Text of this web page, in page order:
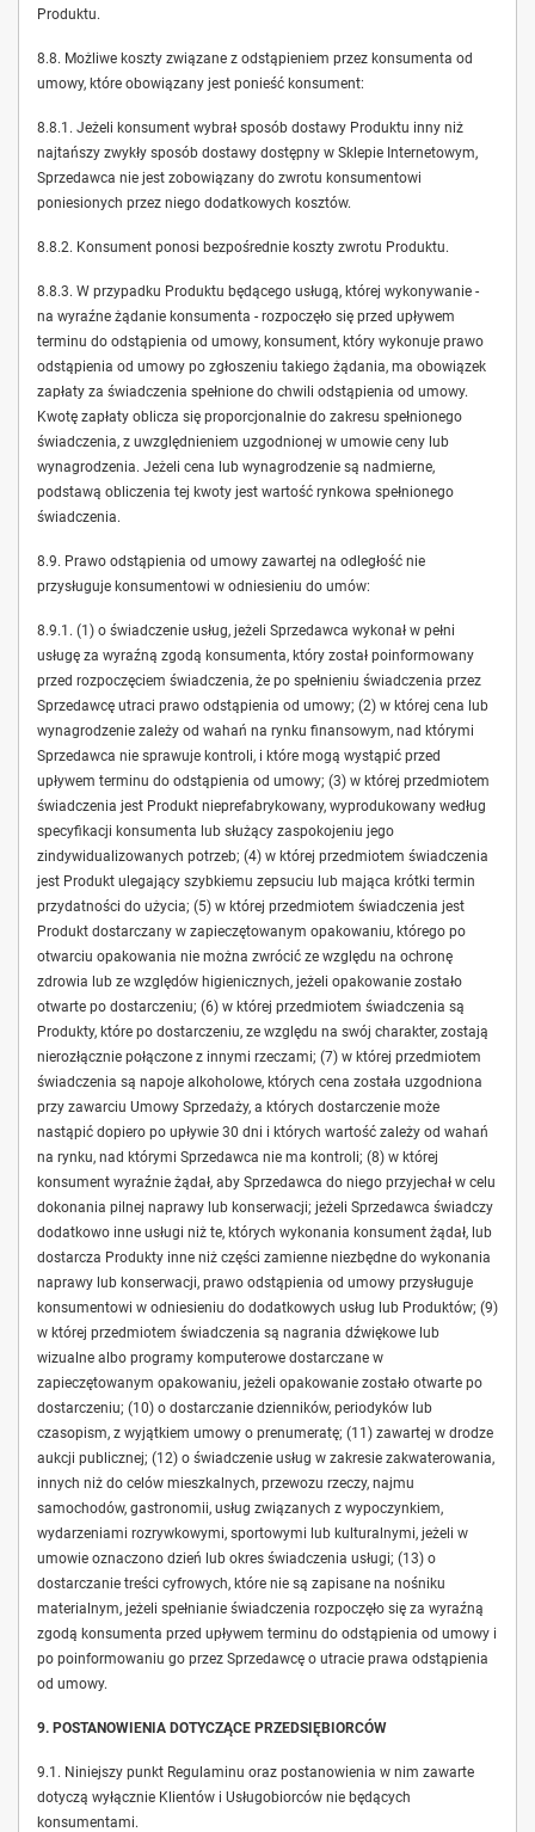
Produktu.
8.8. Możliwe koszty związane z odstąpieniem przez konsumenta od
umowy, które obowiązany jest ponieść konsument:
8.8.1. Jeżeli konsument wybrał sposób dostawy Produktu inny niż
najtańszy zwykły sposób dostawy dostępny w Sklepie Internetowym,
Sprzedawca nie jest zobowiązany do zwrotu konsumentowi
poniesionych przez niego dodatkowych kosztów.
8.8.2. Konsument ponosi bezpośrednie koszty zwrotu Produktu.
8.8.3. W przypadku Produktu będącego usługą, której wykonywanie -
na wyraźne żądanie konsumenta - rozpoczęło się przed upływem
terminu do odstąpienia od umowy, konsument, który wykonuje prawo
odstąpienia od umowy po zgłoszeniu takiego żądania, ma obowiązek
zapłaty za świadczenia spełnione do chwili odstąpienia od umowy.
Kwotę zapłaty oblicza się proporcjonalnie do zakresu spełnionego
świadczenia, z uwzględnieniem uzgodnionej w umowie ceny lub
wynagrodzenia. Jeżeli cena lub wynagrodzenie są nadmierne,
podstawą obliczenia tej kwoty jest wartość rynkowa spełnionego
świadczenia.
8.9. Prawo odstąpienia od umowy zawartej na odległość nie
przysługuje konsumentowi w odniesieniu do umów:
8.9.1. (1) o świadczenie usług, jeżeli Sprzedawca wykonał w pełni
usługę za wyraźną zgodą konsumenta, który został poinformowany
przed rozpoczęciem świadczenia, że po spełnieniu świadczenia przez
Sprzedawcę utraci prawo odstąpienia od umowy; (2) w której cena lub
wynagrodzenie zależy od wahań na rynku finansowym, nad którymi
Sprzedawca nie sprawuje kontroli, i które mogą wystąpić przed
upływem terminu do odstąpienia od umowy; (3) w której przedmiotem
świadczenia jest Produkt nieprefabrykowany, wyprodukowany według
specyfikacji konsumenta lub służący zaspokojeniu jego
zindywidualizowanych potrzeb; (4) w której przedmiotem świadczenia
jest Produkt ulegający szybkiemu zepsuciu lub mająca krótki termin
przydatności do użycia; (5) w której przedmiotem świadczenia jest
Produkt dostarczany w zapieczętowanym opakowaniu, którego po
otwarciu opakowania nie można zwrócić ze względu na ochronę
zdrowia lub ze względów higienicznych, jeżeli opakowanie zostało
otwarte po dostarczeniu; (6) w której przedmiotem świadczenia są
Produkty, które po dostarczeniu, ze względu na swój charakter, zostają
nierozłącznie połączone z innymi rzeczami; (7) w której przedmiotem
świadczenia są napoje alkoholowe, których cena została uzgodniona
przy zawarciu Umowy Sprzedaży, a których dostarczenie może
nastąpić dopiero po upływie 30 dni i których wartość zależy od wahań
na rynku, nad którymi Sprzedawca nie ma kontroli; (8) w której
konsument wyraźnie żądał, aby Sprzedawca do niego przyjechał w celu
dokonania pilnej naprawy lub konserwacji; jeżeli Sprzedawca świadczy
dodatkowo inne usługi niż te, których wykonania konsument żądał, lub
dostarcza Produkty inne niż części zamienne niezbędne do wykonania
naprawy lub konserwacji, prawo odstąpienia od umowy przysługuje
konsumentowi w odniesieniu do dodatkowych usług lub Produktów; (9)
w której przedmiotem świadczenia są nagrania dźwiękowe lub
wizualne albo programy komputerowe dostarczane w
zapieczętowanym opakowaniu, jeżeli opakowanie zostało otwarte po
dostarczeniu; (10) o dostarczanie dzienników, periodyków lub
czasopism, z wyjątkiem umowy o prenumeratę; (11) zawartej w drodze
aukcji publicznej; (12) o świadczenie usług w zakresie zakwaterowania,
innych niż do celów mieszkalnych, przewozu rzeczy, najmu
samochodów, gastronomii, usług związanych z wypoczynkiem,
wydarzeniami rozrywkowymi, sportowymi lub kulturalnymi, jeżeli w
umowie oznaczono dzień lub okres świadczenia usługi; (13) o
dostarczanie treści cyfrowych, które nie są zapisane na nośniku
materialnym, jeżeli spełnianie świadczenia rozpoczęło się za wyraźną
zgodą konsumenta przed upływem terminu do odstąpienia od umowy i
po poinformowaniu go przez Sprzedawcę o utracie prawa odstąpienia
od umowy.
9. POSTANOWIENIA DOTYCZĄCE PRZEDSIĘBIORCÓW
9.1. Niniejszy punkt Regulaminu oraz postanowienia w nim zawarte
dotyczą wyłącznie Klientów i Usługobiorców nie będących
konsumentami.